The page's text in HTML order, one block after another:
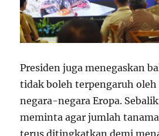
Presiden juga menegaskan
tidak boleh terpengaruh oleh
negara-negara Eropa.
meminta agar jumlah
terus ditingkatkan demi